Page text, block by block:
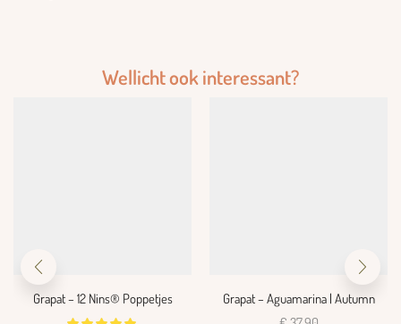
Wellicht ook interessant?
Grapat – 12 Nins® Poppetjes
Grapat – Aguamarina | Autumn